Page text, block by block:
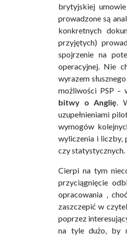
brytyjskiej
prowadzone są
konkretnych
przyjętych)
spojrzenie na
operacyjnej. Nie
wyrazem
możliwości PSP –
bitwy o Anglię.
uzupełnieniami
wymogów
wyliczenia i liczby,
czy statystycznych.
Cierpi na tym
przyciągnięcie
opracowania ,
zaszczepić w
poprzez
na tyle dużo, by